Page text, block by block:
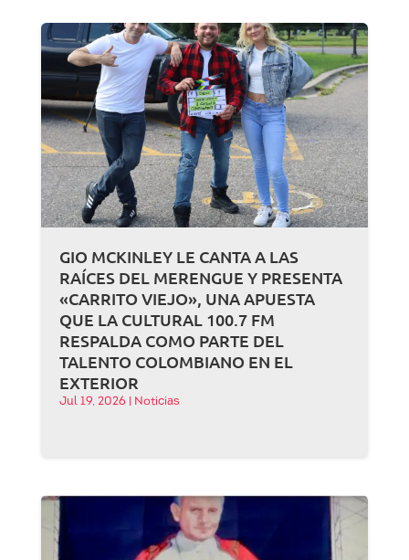
GIO MCKINLEY LE CANTA A LAS
RAÍCES DEL MERENGUE Y PRESENTA
«CARRITO VIEJO», UNA APUESTA
QUE LA CULTURAL 100.7 FM
RESPALDA COMO PARTE DEL
TALENTO COLOMBIANO EN EL
EXTERIOR
Jul 19, 2026 Noticias